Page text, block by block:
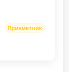
Прикметник